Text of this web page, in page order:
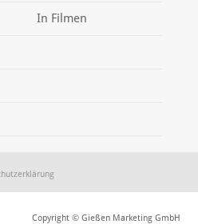
In Filmen
Copyright © Gießen Marketing GmbH